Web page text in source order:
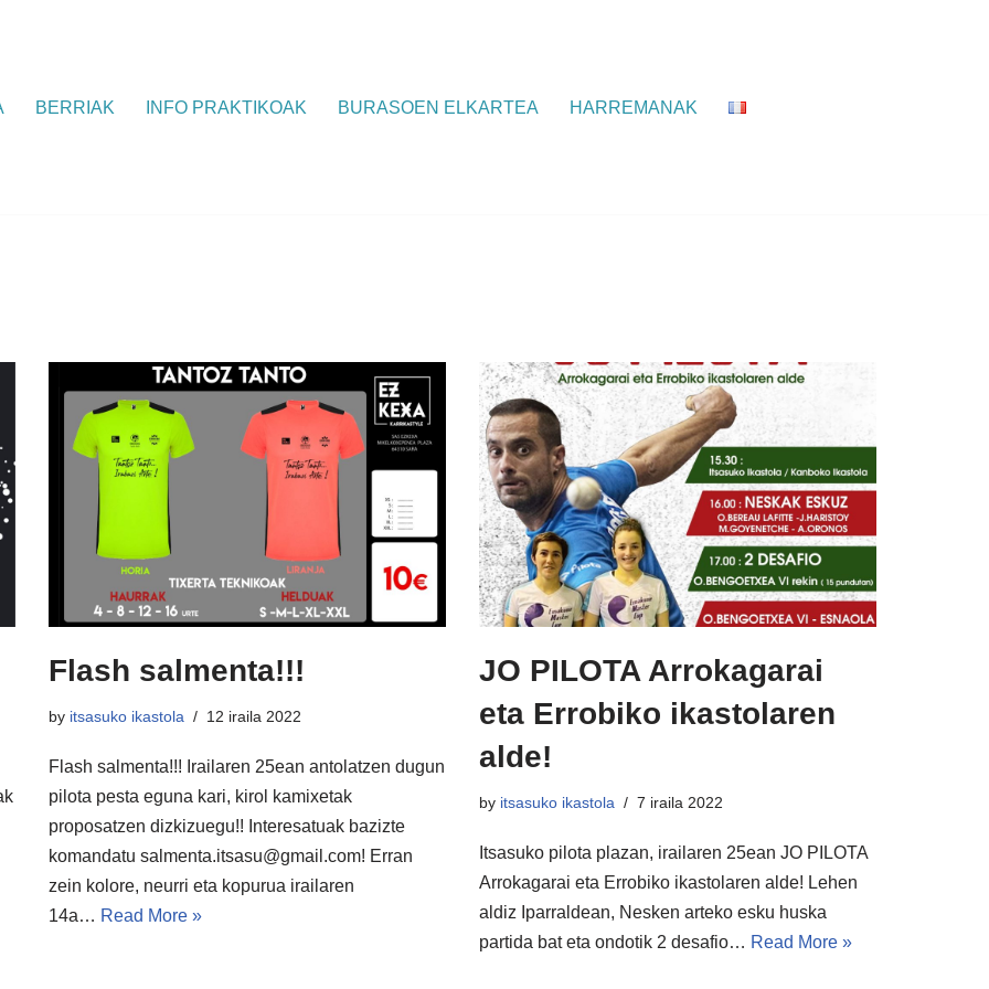
BERRIAK INFO PRAKTIKOAK BURASOEN ELKARTEA HARREMANAK
Flash salmenta!!!
by itsasuko ikastola 12 iraila 2022
Flash salmenta!!! Irailaren 25ean antolatzen dugun
pilota pesta eguna kari, kirol kamixetak
proposatzen dizkizuegu!! Interesatuak bazizte
komandatu salmenta.itsasu@gmail.com! Erran
zein kolore, neurri eta kopurua irailaren
14a… Read More »
JO PILOTA Arrokagarai
eta Errobiko ikastolaren
alde!
by itsasuko ikastola 7 iraila 2022
Itsasuko pilota plazan, irailaren 25ean JO PILOTA
Arrokagarai eta Errobiko ikastolaren alde! Lehen
aldiz Iparraldean, Nesken arteko esku huska
partida bat eta ondotik 2 desafio… Read More »